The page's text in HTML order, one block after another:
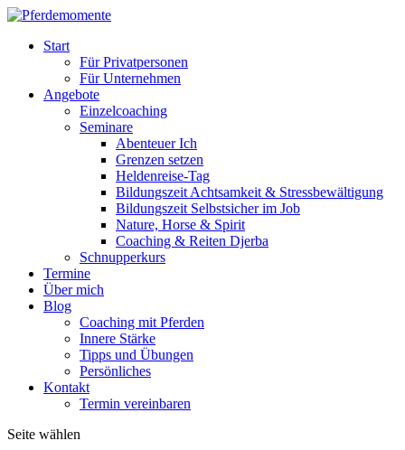
Start
Für Privatpersonen
Für Unternehmen
Angebote
Einzelcoaching
Seminare
Abenteuer Ich
Grenzen setzen
Heldenreise-Tag
Bildungszeit Achtsamkeit & Stressbewältigung
Bildungszeit Selbstsicher im Job
Nature, Horse & Spirit
Coaching & Reiten Djerba
Schnupperkurs
Termine
Über mich
Blog
Coaching mit Pferden
Innere Stärke
Tipps und Übungen
Persönliches
Kontakt
Termin vereinbaren
Seite wählen